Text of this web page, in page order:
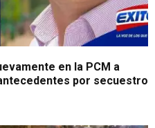
en la PCM a
por secuestro